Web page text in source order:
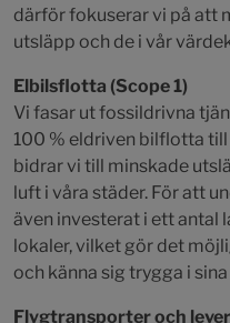
därför fokuserar vi på att
utsläpp och de i vår
Elbilsflotta (Scope 1)
Vi fasar ut fossildrivna
100 % eldriven bilflotta
bidrar vi till minskade
luft i våra städer. För att
även investerat i ett antal
lokaler, vilket gör det
och känna sig trygga i
Flygtransporter och